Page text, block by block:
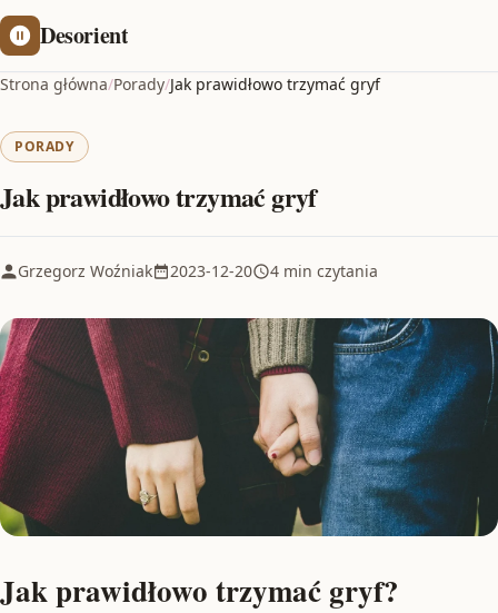
Desorient
Strona główna/Porady/Jak prawidłowo trzymać gryf
PORADY
Jak prawidłowo trzymać gryf
Grzegorz Woźniak 2023-12-20 4 min czytania
Jak prawidłowo trzymać gryf?